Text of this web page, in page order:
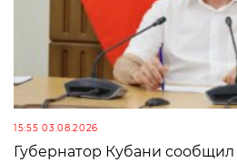
15:55 03.08.2026
Губернатор Кубани сообщил